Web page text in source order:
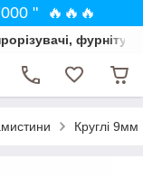
" 🔥🔥🔥
Круглі 9мм